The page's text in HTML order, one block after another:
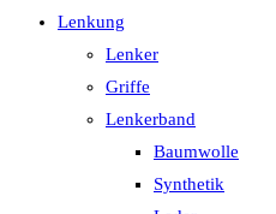
Lenkung
Lenker
Griffe
Lenkerband
Baumwolle
Synthetik